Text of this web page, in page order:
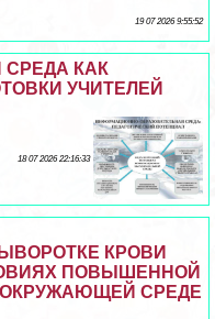
19 07 2026 9:55:52
КАК
УЧИТЕЛЕЙ
18 07 2026 22:16:33
КРОВИ
ПОВЫШЕННОЙ
СРЕДЕ